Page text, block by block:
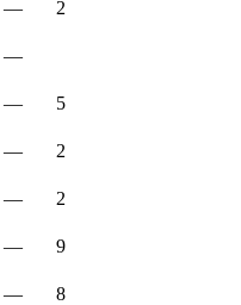
—
2
—
—
5
—
2
—
2
—
9
—
8